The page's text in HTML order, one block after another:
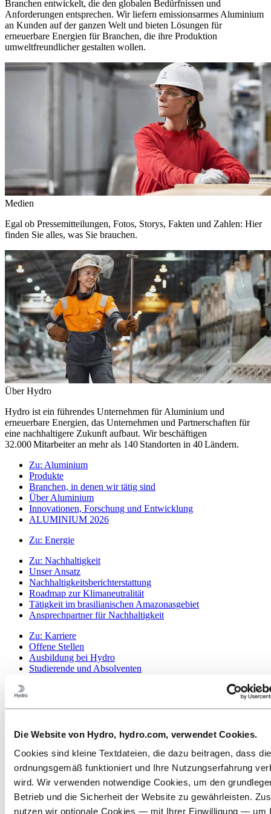
Die Website von Hydro, hydro.com, verwendet Cookies.
Cookies sind kleine Textdateien, die dazu beitragen, dass
ordnungsgemäß funktioniert und Ihre Nutzungserfahrung
wird. Wir verwenden notwendige Cookies, um den
Betrieb und die Sicherheit der Website zu gewährleisten.
nutzen wir optionale Cookies — mit Ihrer Einwilligung — um
Branchen entwickelt, die den globalen Bedürfnissen und
Anforderungen entsprechen. Wir liefern emissionsarmes Aluminium
an Kunden auf der ganzen Welt und bieten Lösungen für
erneuerbare Energien für Branchen, die ihre Produktion
umweltfreundlicher gestalten wollen.
Medien
Egal ob Pressemitteilungen, Fotos, Storys, Fakten und Zahlen: Hier
finden Sie alles, was Sie brauchen.
Über Hydro
Hydro ist ein führendes Unternehmen für Aluminium und
erneuerbare Energien, das Unternehmen und Partnerschaften für
eine nachhaltigere Zukunft aufbaut. Wir beschäftigen
32.000 Mitarbeiter an mehr als 140 Standorten in 40 Ländern.
Zu: Aluminium
Produkte
Branchen, in denen wir tätig sind
Über Aluminium
Innovationen, Forschung und Entwicklung
ALUMINIUM 2026
Zu: Energie
Zu: Nachhaltigkeit
Unser Ansatz
Nachhaltigkeitsberichterstattung
Roadmap zur Klimaneutralität
Tätigkeit im brasilianischen Amazonasgebiet
Ansprechpartner für Nachhaltigkeit
Zu: Karriere
Offene Stellen
Ausbildung bei Hydro
Studierende und Absolventen
Bewerbungsprozess
Investoren
Zu:Medien
News
Hydro auf einen Blick
Mediengalerie